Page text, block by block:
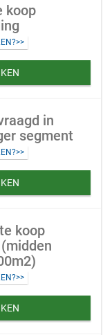
koop
in
segment
koop